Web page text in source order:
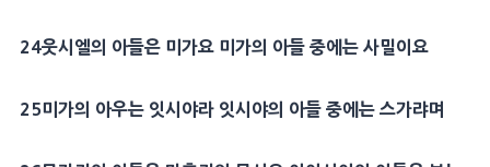
24웃시엘의 아들은 미가요 미가의 아들 중에는 사밀이요
25미가의 아우는 잇시야라 잇시야의 아들 중에는 스가랴며